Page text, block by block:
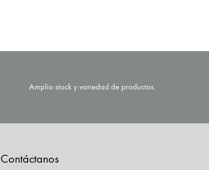
Amplio stock y variedad de productos.
Contáctanos